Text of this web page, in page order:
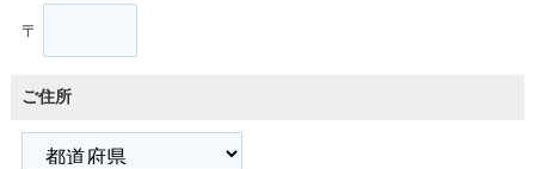
〒
ご住所